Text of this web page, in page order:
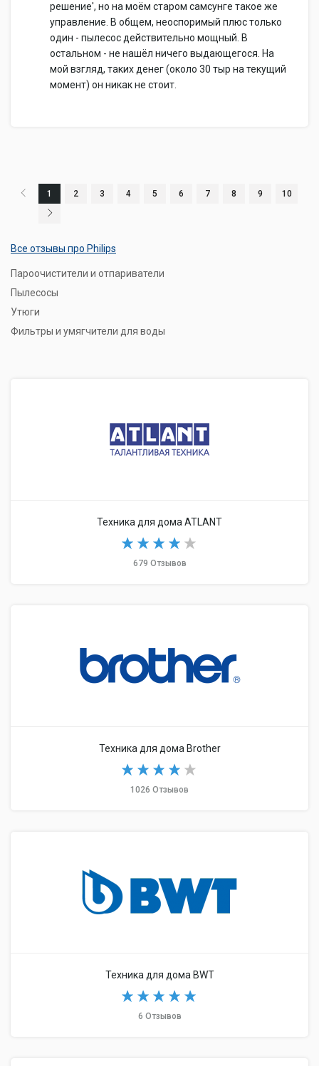
решение', но на моём старом самсунге такое же
управление. В общем, неоспоримый плюс только
один - пылесос действительно мощный. В
остальном - не нашёл ничего выдающегося. На
мой взгляд, таких денег (около 30 тыр на текущий
момент) он никак не стоит.
1 2 3 4 5 6 7 8 9 10
Все отзывы про Philips
Пароочистители и отпариватели
Пылесосы
Утюги
Фильтры и умягчители для воды
Техника для дома ATLANT
679 Отзывов
Техника для дома Brother
1026 Отзывов
Техника для дома BWT
6 Отзывов